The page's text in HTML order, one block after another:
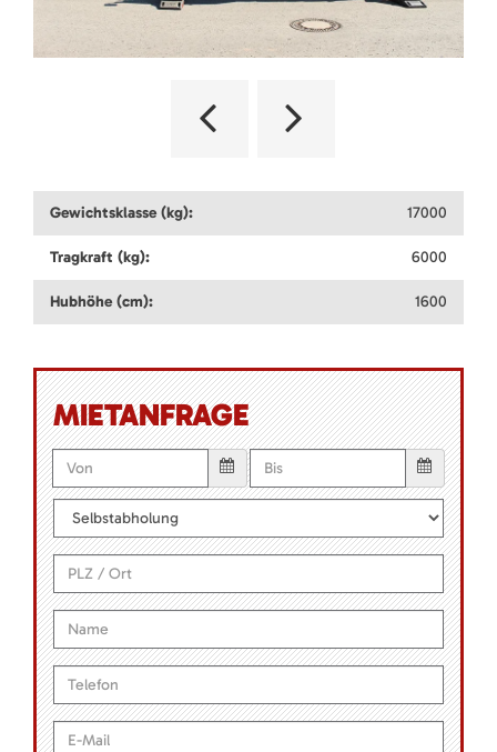
Gewichtsklasse (kg): 17000
Tragkraft (kg): 6000
Hubhöhe (cm): 1600
MIETANFRAGE